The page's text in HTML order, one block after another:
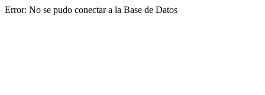
Error: No se pudo conectar a la Base de Datos